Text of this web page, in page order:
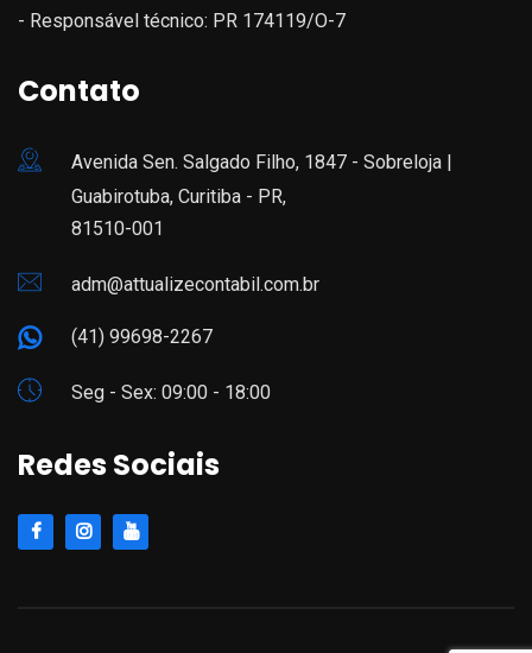
- Responsável técnico: PR 174119/O-7
Contato
Avenida Sen. Salgado Filho, 1847 - Sobreloja |
Guabirotuba, Curitiba - PR,
81510-001
adm@attualizecontabil.com.br
(41) 99698-2267
Seg - Sex: 09:00 - 18:00
Redes Sociais